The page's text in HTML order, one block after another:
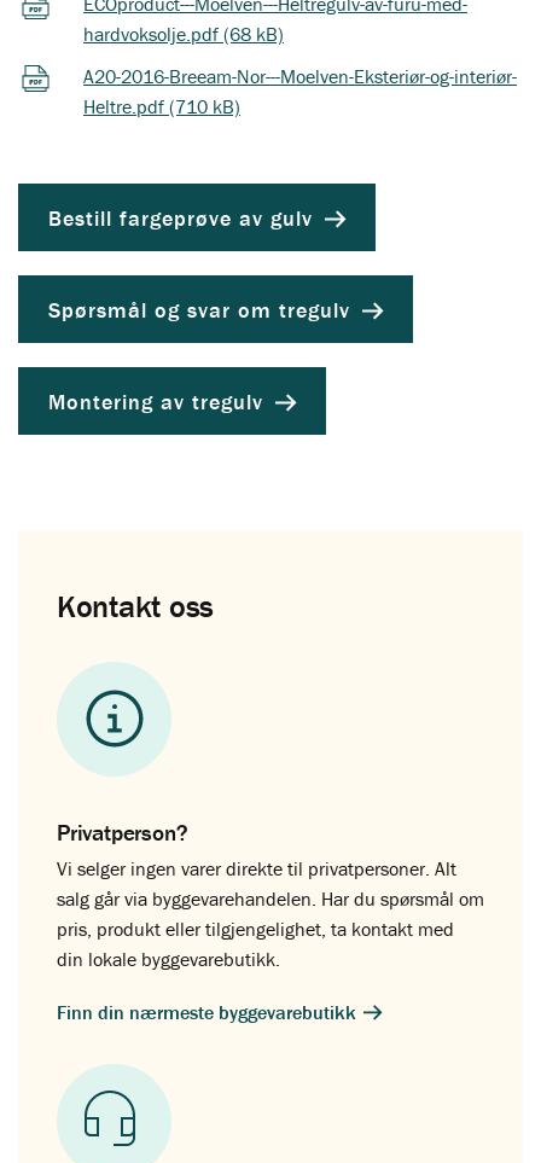
hardvoksolje.pdf (68 kB)
A20-2016-Breeam-Nor---Moelven-Eksteriør-og-interiør-
Heltre.pdf (710 kB)
Bestill fargeprøve av gulv
Spørsmål og svar om tregulv
Montering av tregulv
Kontakt oss
Privatperson?
Vi selger ingen varer direkte til privatpersoner. Alt
salg går via byggevarehandelen. Har du spørsmål om
pris, produkt eller tilgjengelighet, ta kontakt med
din lokale byggevarebutikk.
Finn din nærmeste byggevarebutikk